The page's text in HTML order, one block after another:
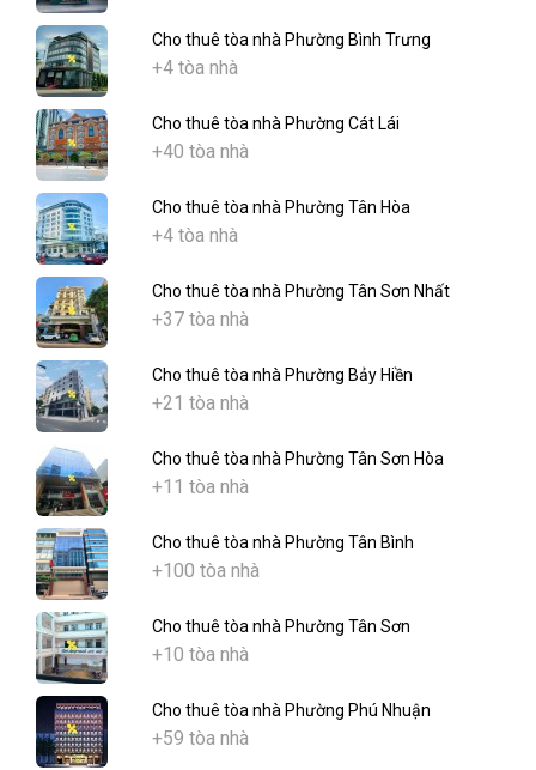
Cho thuê tòa nhà Phường Bình Trưng
+4 tòa nhà
Cho thuê tòa nhà Phường Cát Lái
+40 tòa nhà
Cho thuê tòa nhà Phường Tân Hòa
+4 tòa nhà
Cho thuê tòa nhà Phường Tân Sơn Nhất
+37 tòa nhà
Cho thuê tòa nhà Phường Bảy Hiền
+21 tòa nhà
Cho thuê tòa nhà Phường Tân Sơn Hòa
+11 tòa nhà
Cho thuê tòa nhà Phường Tân Bình
+100 tòa nhà
Cho thuê tòa nhà Phường Tân Sơn
+10 tòa nhà
Cho thuê tòa nhà Phường Phú Nhuận
+59 tòa nhà